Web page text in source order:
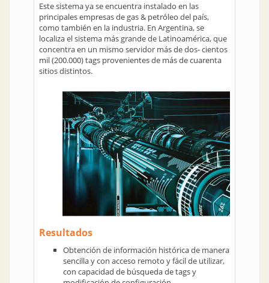
Este sistema ya se encuentra instalado en las
principales empresas de gas & petróleo del país,
como también en la industria. En Argentina, se
localiza el sistema más grande de Latinoamérica, que
concentra en un mismo servidor más de dos- cientos
mil (200.000) tags provenientes de más de cuarenta
sitios distintos.
Resultados
Obtención de información histórica de manera
sencilla y con acceso remoto y fácil de utilizar,
con capacidad de búsqueda de tags y